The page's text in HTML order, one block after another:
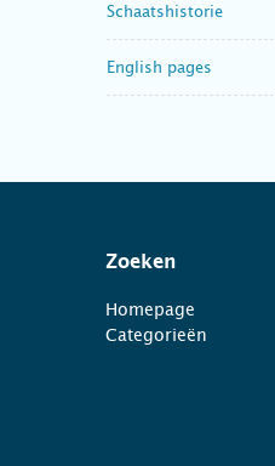
Schaatshistorie
English pages
Zoeken
Homepage
Categorieën